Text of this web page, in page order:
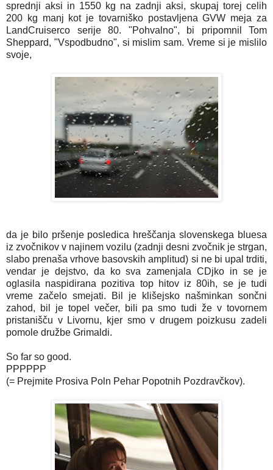
sprednji aksi in 1550 kg na zadnji aksi, skupaj torej celih
200 kg manj kot je tovarniško postavljena GVW meja za
LandCruiserco serije 80. "Pohvalno", bi pripomnil Tom
Sheppard, "Vspodbudno", si mislim sam. Vreme si je mislilo
svoje,
da je bilo pršenje posledica hreščanja slovenskega bluesa
iz zvočnikov v najinem vozilu (zadnji desni zvočnik je strgan,
slabo prenaša vrhove basovskih amplitud) si ne bi upal trditi,
vendar je dejstvo, da ko sva zamenjala CDjko in se je
oglasila naspidirana pozitiva top hitov iz 80ih, se je tudi
vreme začelo smejati. Bil je klišejsko našminkan sončni
zahod, bil je topel večer, bili pa smo tudi že v tovornem
pristanišču v Livornu, kjer smo v drugem poizkusu zadeli
pomole družbe Grimaldi.
So far so good.
PPPPPP
(= Prejmite Prosiva Poln Pehar Popotnih Pozdravčkov).